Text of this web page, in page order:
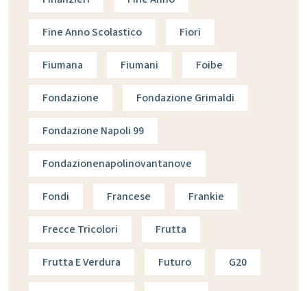
Fine Anno Scolastico Fiori
Fiumana Fiumani Foibe
Fondazione Fondazione Grimaldi
Fondazione Napoli 99
Fondazionenapolinovantanove
Fondi Francese Frankie
Frecce Tricolori Frutta
Frutta E Verdura Futuro G20